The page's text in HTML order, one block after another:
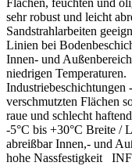
weiße
Ersetzt das
Nein. Die zur
passende
sein.
Bedingungen
Das Kombigebinde
unmittelbar nach
Häufige Fragen
Was ist der
Die
Flächen, feuchten und
sehr robust und leicht
Sandstrahlarbeiten
Linien bei
Innen- und
niedrigen
Industriebeschichtungen
verschmutzten Flächen
raue und schlecht
-5°C bis +30°C Breite /
abreißbar Innen,- und
hohe Nassfestigkeit